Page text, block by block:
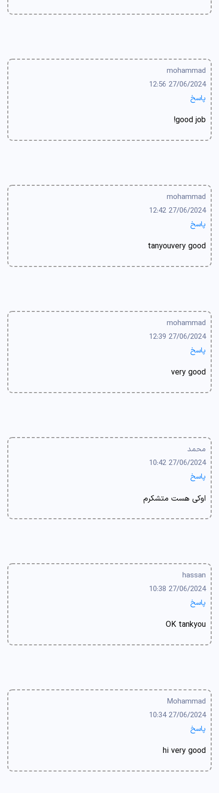
mohammad
27/06/2024 12:56
پاسخ
good job!
mohammad
27/06/2024 12:42
پاسخ
tanyouvery good
mohammad
27/06/2024 12:39
پاسخ
very good
محمد
27/06/2024 10:42
پاسخ
اوکی هست متشکرم
hassan
27/06/2024 10:38
پاسخ
OK tankyou
Mohammad
27/06/2024 10:34
پاسخ
hi very good